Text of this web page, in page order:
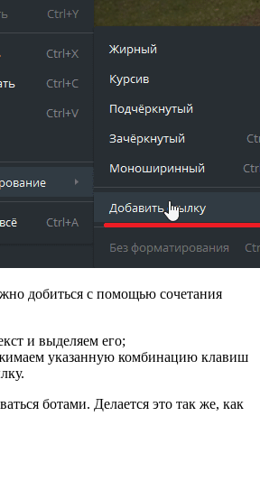
добиться с помощью сочетания
и выделяем его;
указанную комбинацию клавиш
ботами. Делается это так же, как